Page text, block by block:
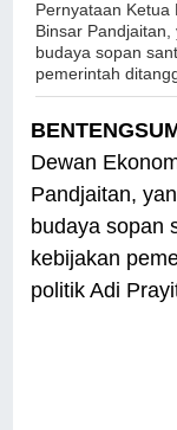
Pernyataan Ketua
Binsar
budaya sopan
pemerintah
Dewan
Pandjaitan,
budaya sopan
kebijakan
politik Adi